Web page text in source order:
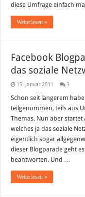
diese Umfrage einfach
Weiterlesen »
Facebook
das soziale
15. Januar 2011 3
Schon seit längerem
teilgenommen, teils aus
Themas. Nun aber
welches ja das soziale
eigentlich sogar
dieser Blogparade geht
beantworten. Und …
Weiterlesen »